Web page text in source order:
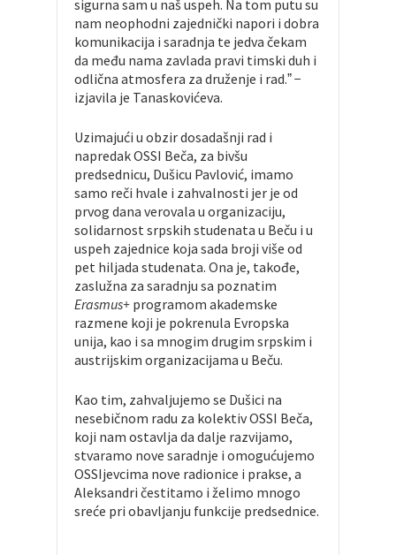
sigurna sam u naš uspeh. Na tom putu su
nam neophodni zajednički napori i dobra
komunikacija i saradnja te jedva čekam
da među nama zavlada pravi timski duh i
odlična atmosfera za druženje i rad.ˮ −
izjavila je Tanaskovićeva.
Uzimajući u obzir dosadašnji rad i
napredak OSSI Beča, za bivšu
predsednicu, Dušicu Pavlović, imamo
samo reči hvale i zahvalnosti jer je od
prvog dana verovala u organizaciju,
solidarnost srpskih studenata u Beču i u
uspeh zajednice koja sada broji više od
pet hiljada studenata. Ona je, takođe,
zaslužna za saradnju sa poznatim
Erasmus+ programom akademske
razmene koji je pokrenula Evropska
unija, kao i sa mnogim drugim srpskim i
austrijskim organizacijama u Beču.
Kao tim, zahvaljujemo se Dušici na
nesebičnom radu za kolektiv OSSI Beča,
koji nam ostavlja da dalje razvijamo,
stvaramo nove saradnje i omogućujemo
OSSIjevcima nove radionice i prakse, a
Aleksandri čestitamo i želimo mnogo
sreće pri obavljanju funkcije predsednice.